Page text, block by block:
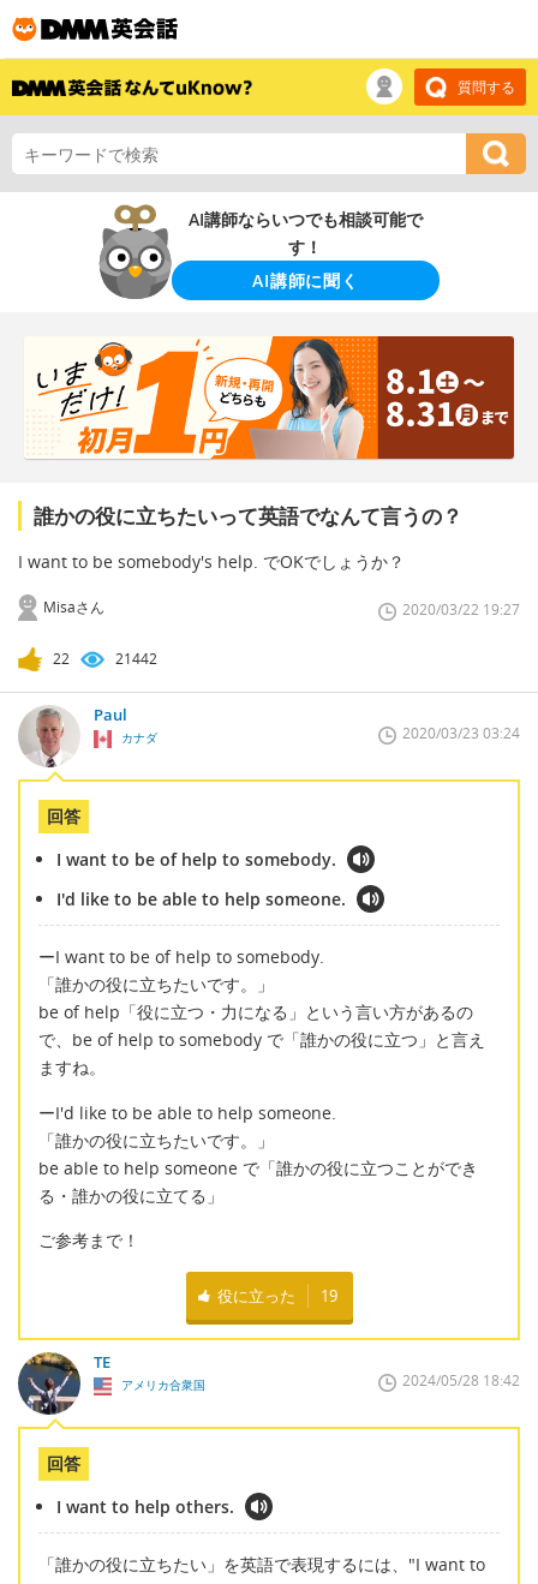
質問する
AI講師ならいつでも相談可能で
す！
AI講師に聞く
誰かの役に立ちたいって英語でなんて言うの？
I want to be somebody's help. でOKでしょうか？
Misaさん 2020/03/22 19:27
22 21442
Paul
カナダ 2020/03/23 03:24
回答
I want to be of help to somebody.
I'd like to be able to help someone.
ーI want to be of help to somebody.
「誰かの役に立ちたいです。」
be of help「役に立つ・力になる」という言い方があるの
で、be of help to somebody で「誰かの役に立つ」と言え
ますね。
ーI'd like to be able to help someone.
「誰かの役に立ちたいです。」
be able to help someone で「誰かの役に立つことができ
る・誰かの役に立てる」
ご参考まで！
役に立った 19
TE
アメリカ合衆国 2024/05/28 18:42
回答
I want to help others.
「誰かの役に立ちたい」を英語で表現するには、"I want to